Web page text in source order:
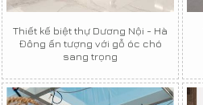
Thiết kế biệt thự Dương Nội - Hà
Đông ấn tượng với gỗ óc chó
sang trọng